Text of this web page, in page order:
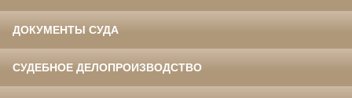
ДОКУМЕНТЫ СУДА
СУДЕБНОЕ ДЕЛОПРОИЗВОДСТВО